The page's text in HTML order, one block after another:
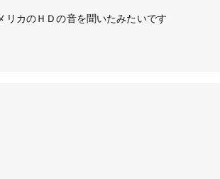
カのＨＤの音を聞いたみたいです